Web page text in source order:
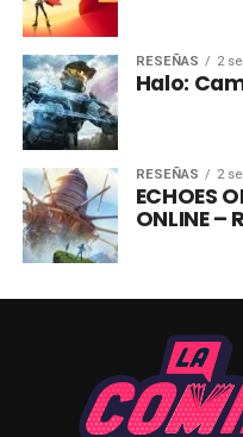
RESEÑAS 2
Halo:
RESEÑAS 2
ECHOES
ONLINE –